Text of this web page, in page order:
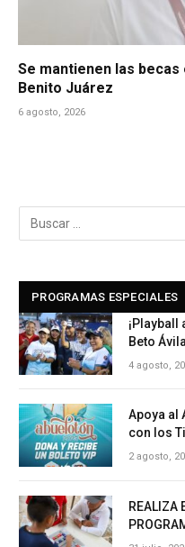
Se mantienen las
Benito Juárez
6 agosto, 2026
PROGRAMAS ESPECIALES
¡Playball
Beto
4 agosto,
Apoya al
con los
2 agosto,
REALIZA